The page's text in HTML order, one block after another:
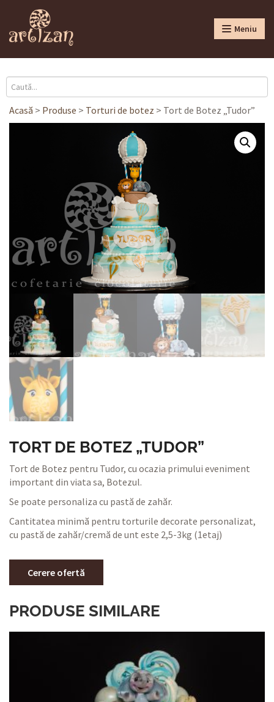
Meniu
Acasă > Produse > Torturi de botez > Tort de Botez „Tudor”
TORT DE BOTEZ „TUDOR”
Tort de Botez pentru Tudor, cu ocazia primului eveniment
important din viata sa, Botezul.
Se poate personaliza cu pastă de zahăr.
Cantitatea minimă pentru torturile decorate personalizat,
cu pastă de zahăr/cremă de unt este 2,5-3kg (1etaj)
Cerere ofertă
PRODUSE SIMILARE